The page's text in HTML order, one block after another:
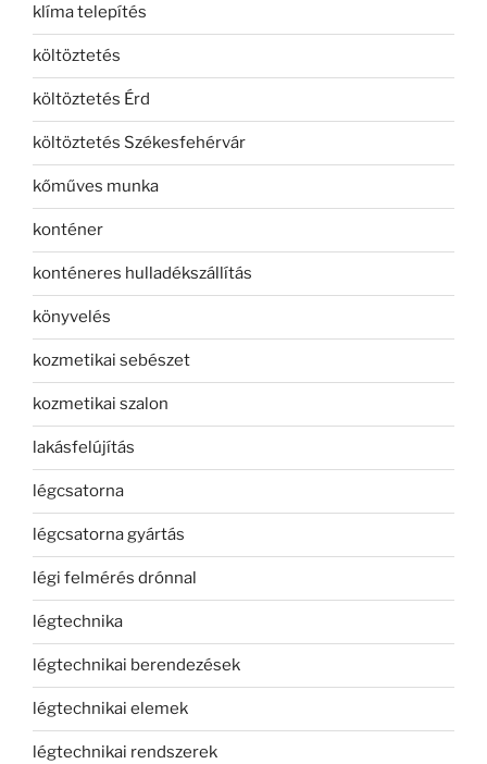
klíma telepítés
költöztetés
költöztetés Érd
költöztetés Székesfehérvár
kőműves munka
konténer
konténeres hulladékszállítás
könyvelés
kozmetikai sebészet
kozmetikai szalon
lakásfelújítás
légcsatorna
légcsatorna gyártás
légi felmérés drónnal
légtechnika
légtechnikai berendezések
légtechnikai elemek
légtechnikai rendszerek